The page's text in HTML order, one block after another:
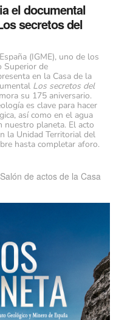
el documental
secretos del
(IGME), uno de los
Superior de
en la Casa de la
Los secretos del
su 175 aniversario.
es clave para hacer
así como en el agua
nuestro planeta. El acto
la Unidad Territorial del
hasta completar aforo.
de actos de la Casa